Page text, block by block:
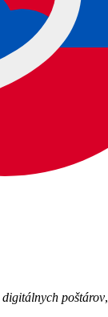
digitálnych poštárov